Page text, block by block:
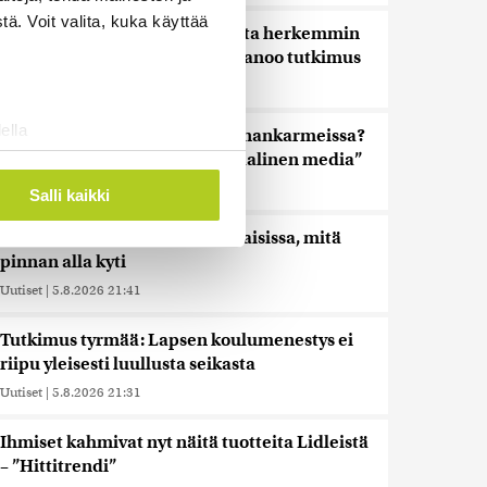
Voit valita, kuka käyttää
. Voit muuttaa
tukemiseen
alan
tietoja muihin tietoihin, joita
siirtää ulkomaille.
Salli kaikki
Nämä ihmiset sairastuvat muita herkemmin
sydän- ja verisuonitauteihin, sanoo tutkimus
Oletko ihmetellyt peilejä ikkunankarmeissa?
Tällainen oli 1800-luvun ”sosiaalinen media”
Uutiset 5.8.2026 21:45
Harva tajusi Hitlerin olympialaisissa, mitä
pinnan alla kyti
Uutiset | 5.8.2026 21:41
Tutkimus tyrmää: Lapsen koulumenestys ei
riipu yleisesti luullusta seikasta
Uutiset | 5.8.2026 21:31
Ihmiset kahmivat nyt näitä tuotteita Lidleistä
– ”Hittitrendi”